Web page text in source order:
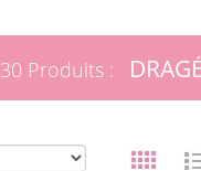
30 Produits :